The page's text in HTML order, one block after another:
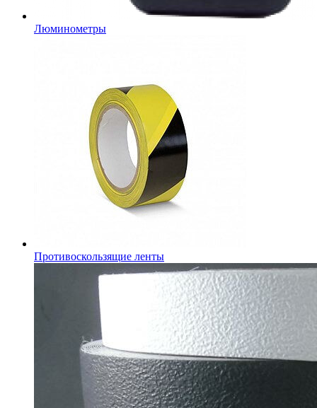
Люминометры
Противоскользящие ленты